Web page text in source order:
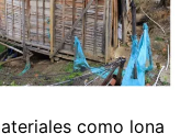
como lona